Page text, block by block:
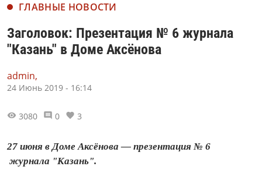
ГЛАВНЫЕ НОВОСТИ
Заголовок: Презентация № 6 журнала
"Казань" в Доме Аксёнова
admin,
24 Июнь 2019 - 16:14
3080 0 3
27 июня в Доме Аксёнова — презентация № 6
журнала "Казань".